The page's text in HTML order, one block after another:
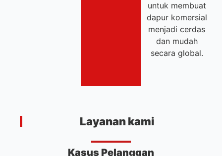
untuk membuat
dapur komersial
menjadi cerdas
dan mudah
secara global.
Layanan kami
Kasus Pelanggan